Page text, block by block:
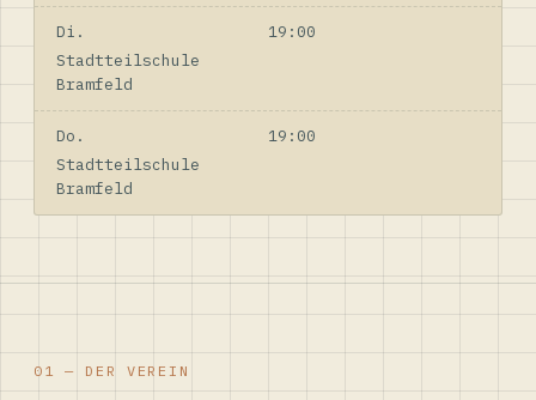
Di.
19:00
Stadtteilschule
Bramfeld
Do.
19:00
Stadtteilschule
Bramfeld
01 — DER VEREIN